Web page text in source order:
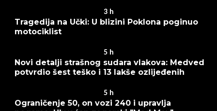
3 h
Tragedija na Učki: U blizini Poklona poginuo
motociklist
5 h
Novi detalji strašnog sudara vlakova: Medved
potvrdio šest teško i 13 lakše ozlijeđenih
5 h
Ograničenje 50, on vozi 240 i upravlja